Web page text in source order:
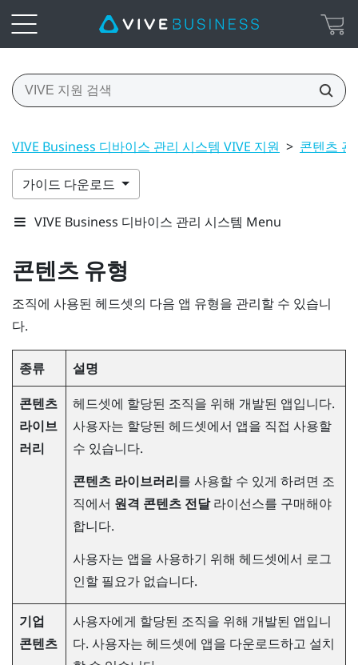
VIVE Business 디바이스 관리 시스템 VIVE 지원 > 콘텐츠 관
가이드 다운로드
VIVE Business 디바이스 관리 시스템 Menu
콘텐츠 유형
조직에 사용된 헤드셋의 다음 앱 유형을 관리할 수 있습니
다.
종류
설명
콘텐츠
라이브
러리
헤드셋에 할당된 조직을 위해 개발된 앱입니다.
사용자는 할당된 헤드셋에서 앱을 직접 사용할
수 있습니다.
콘텐츠 라이브러리를 사용할 수 있게 하려면 조
직에서 원격 콘텐츠 전달라이선스를 구매해야
합니다.
사용자는 앱을 사용하기 위해 헤드셋에서 로그
인할 필요가 없습니다.
기업
콘텐츠
사용자에게 할당된 조직을 위해 개발된 앱입니
다. 사용자는 헤드셋에 앱을 다운로드하고 설치